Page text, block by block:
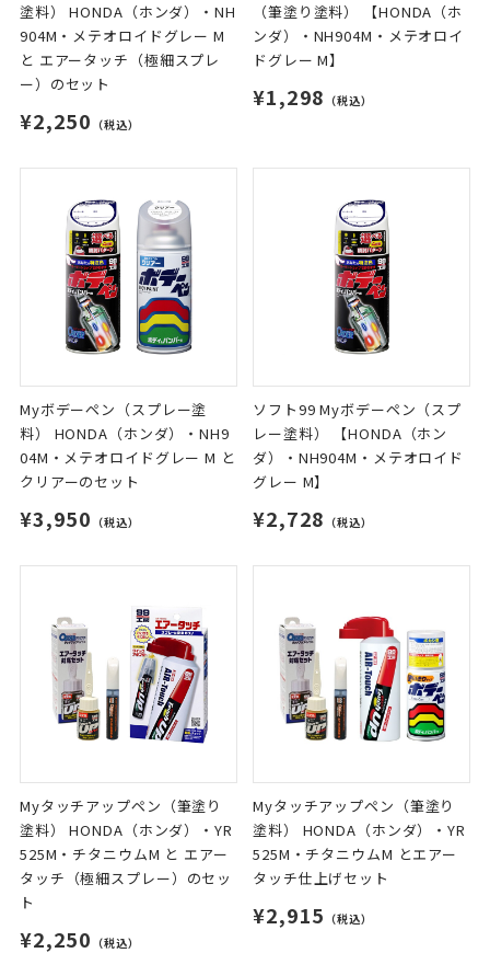
塗料） HONDA（ホンダ）・NH
904M・メテオロイドグレー M
と エアータッチ（極細スプレ
ー）のセット
¥2,250 （税込）
（筆塗り塗料） 【HONDA（ホ
ンダ）・NH904M・メテオロイ
ドグレー M】
¥1,298 （税込）
Myボデーペン（スプレー塗
料） HONDA（ホンダ）・NH9
04M・メテオロイドグレー M と
クリアーのセット
¥3,950 （税込）
ソフト99 Myボデーペン（スプ
レー塗料） 【HONDA（ホン
ダ）・NH904M・メテオロイド
グレー M】
¥2,728 （税込）
Myタッチアップペン（筆塗り
塗料） HONDA（ホンダ）・YR
525M・チタニウムM と エアー
タッチ（極細スプレー）のセッ
ト
¥2,250 （税込）
Myタッチアップペン（筆塗り
塗料） HONDA（ホンダ）・YR
525M・チタニウムM とエアー
タッチ仕上げセット
¥2,915 （税込）